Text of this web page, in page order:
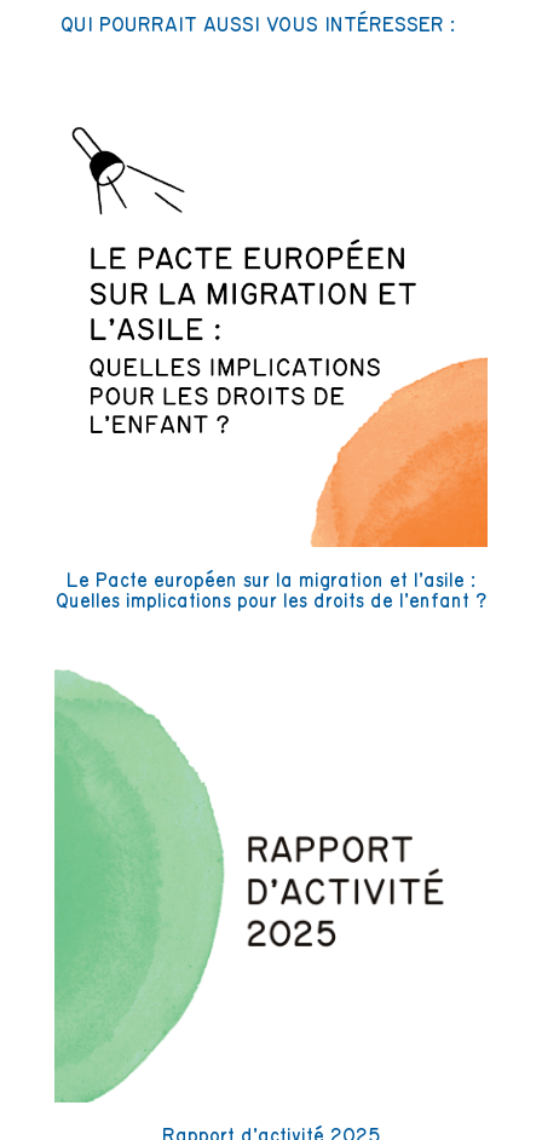
QUI POURRAIT AUSSI VOUS INTÉRESSER :
Le Pacte européen sur la migration et l’asile :
Quelles implications pour les droits de l’enfant ?
Rapport d’activité 2025